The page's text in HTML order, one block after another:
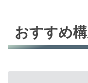
おすすめ